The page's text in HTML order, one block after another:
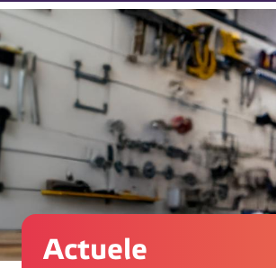
Actuele